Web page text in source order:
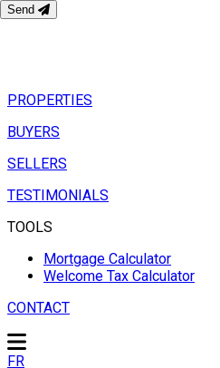
PROPERTIES
BUYERS
SELLERS
TESTIMONIALS
TOOLS
Mortgage Calculator
Welcome Tax Calculator
CONTACT
FR
Send